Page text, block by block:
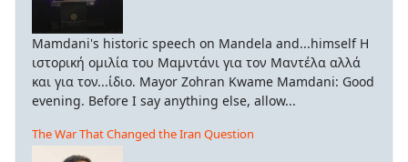
Mamdani's historic speech on Mandela and...himself Η
ιστορική ομιλία του Μαμντάνι για τον Μαντέλα αλλά
και για τον...ίδιο. Mayor Zohran Kwame Mamdani: Good
evening. Before I say anything else, allow...
The War That Changed the Iran Question